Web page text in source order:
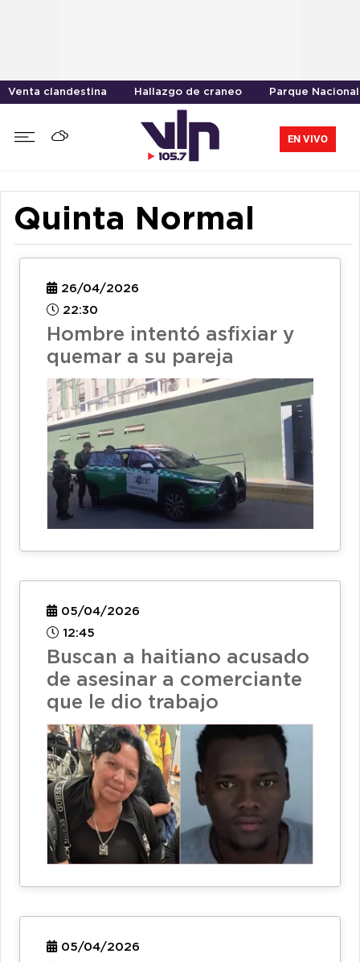
Venta clandestina Hallazgo de craneo Parque
EN VIVO
Quinta Normal
26/04/2026
22:30
Hombre intentó asfixiar y
quemar a su pareja
05/04/2026
12:45
Buscan a haitiano acusado
de asesinar a comerciante
que le dio trabajo
05/04/2026